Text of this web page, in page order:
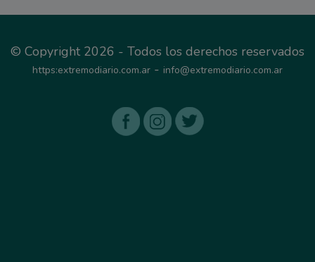
© Copyright 2026 - Todos los derechos reservados
https:extremodiario.com.ar - info@extremodiario.com.ar